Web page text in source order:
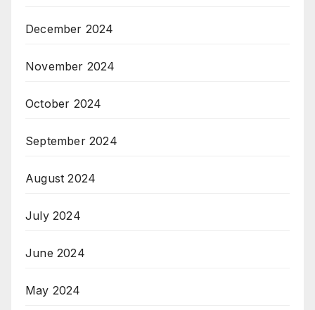
December 2024
November 2024
October 2024
September 2024
August 2024
July 2024
June 2024
May 2024